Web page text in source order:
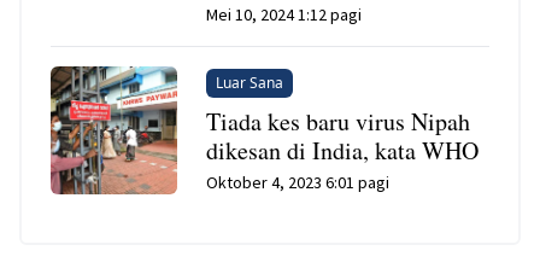
Mei 10, 2024 1:12 pagi
Luar Sana
Tiada kes baru virus Nipah
dikesan di India, kata WHO
Oktober 4, 2023 6:01 pagi